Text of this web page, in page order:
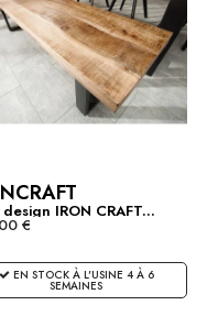
design IRON CRAFT...
€
EN STOCK À L'USINE 4 À 6
SEMAINES